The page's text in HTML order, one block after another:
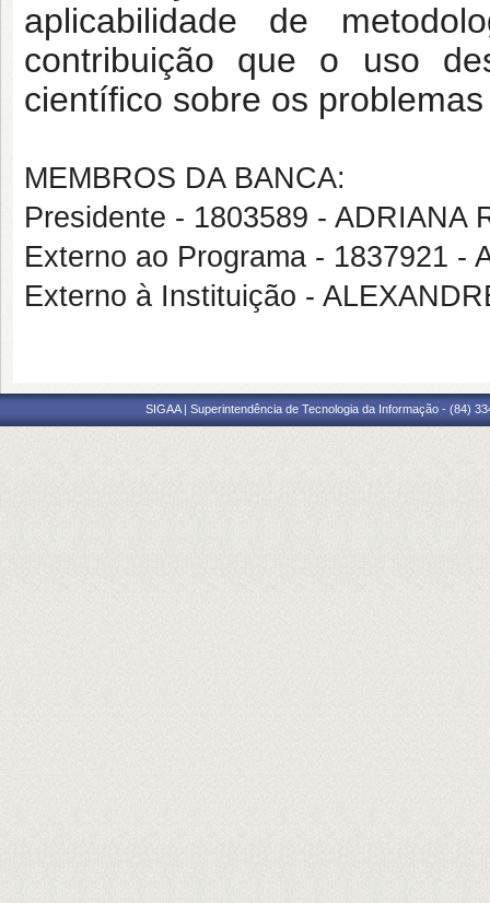
aplicabilidade de
contribuição que o uso
científico sobre os
MEMBROS DA BANCA:
Presidente - 1803589 - ADRIANA
Externo ao Programa - 1837921 -
Externo à Instituição -
SIGAA | Superintendência de Tecnologia da Informação - (84)